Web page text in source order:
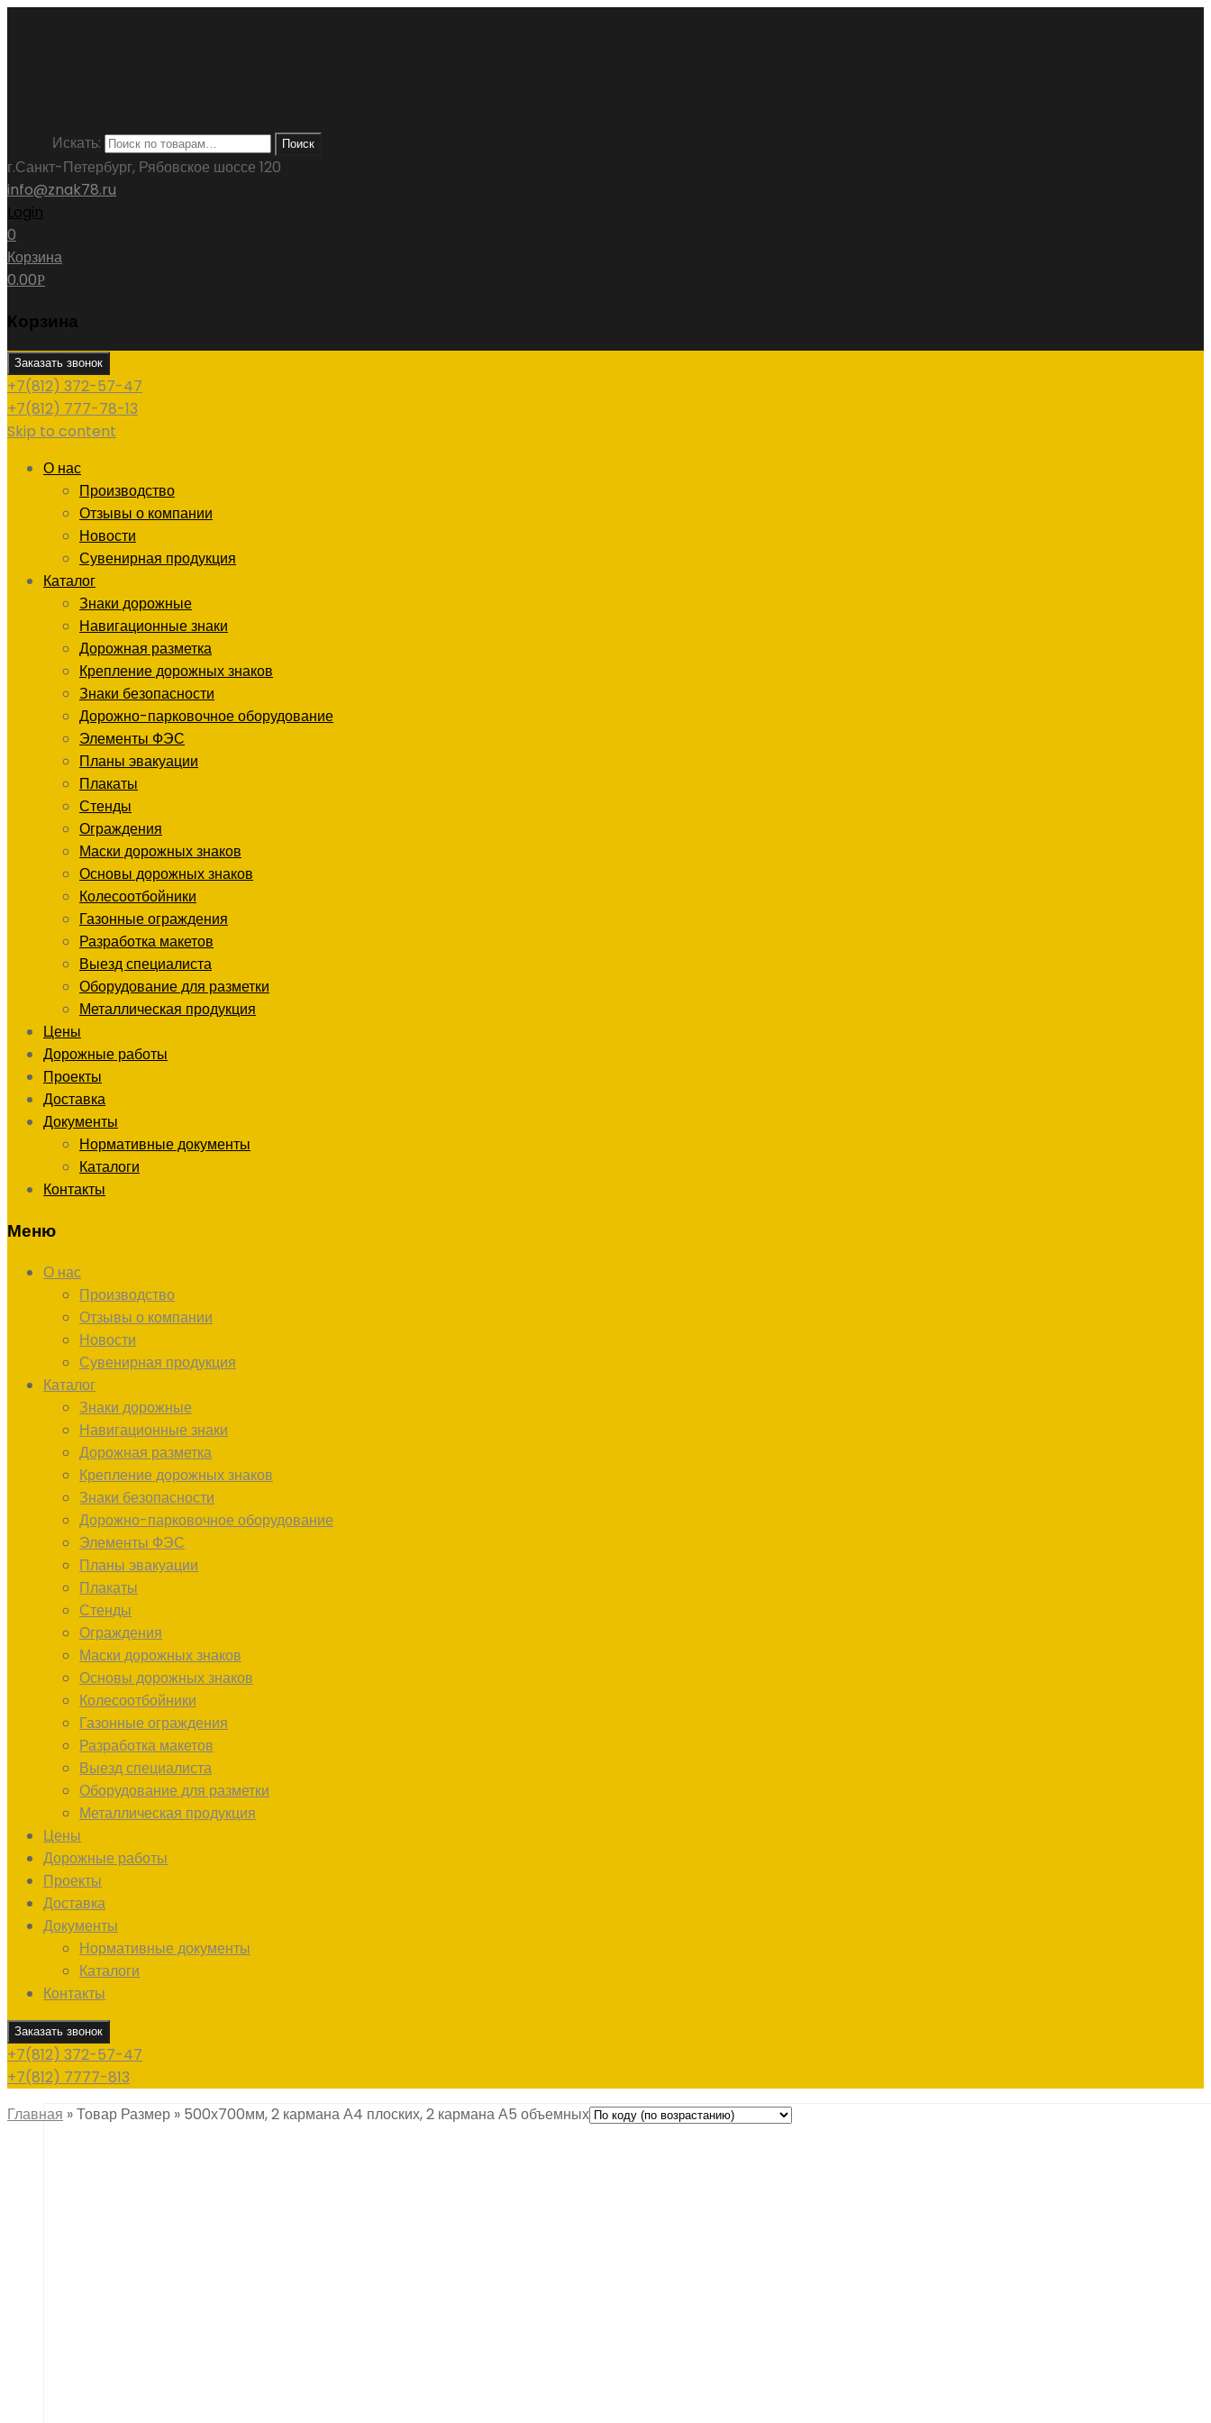
Искать: Поиск
г.Санкт-Петербург, Рябовское шоссе 120
info@znak78.ru
Login
0
Корзина
0.00Р
Корзина
Заказать звонок
+7(812) 372-57-47
+7(812) 777-78-13
Skip to content
О нас
Производство
Отзывы о компании
Новости
Сувенирная продукция
Каталог
Знаки дорожные
Навигационные знаки
Дорожная разметка
Крепление дорожных знаков
Знаки безопасности
Дорожно-парковочное оборудование
Элементы ФЭС
Планы эвакуации
Плакаты
Стенды
Ограждения
Маски дорожных знаков
Основы дорожных знаков
Колесоотбойники
Газонные ограждения
Разработка макетов
Выезд специалиста
Оборудование для разметки
Металлическая продукция
Цены
Дорожные работы
Проекты
Доставка
Документы
Нормативные документы
Каталоги
Контакты
Меню
О нас
Производство
Отзывы о компании
Новости
Сувенирная продукция
Каталог
Знаки дорожные
Навигационные знаки
Дорожная разметка
Крепление дорожных знаков
Знаки безопасности
Дорожно-парковочное оборудование
Элементы ФЭС
Планы эвакуации
Плакаты
Стенды
Ограждения
Маски дорожных знаков
Основы дорожных знаков
Колесоотбойники
Газонные ограждения
Разработка макетов
Выезд специалиста
Оборудование для разметки
Металлическая продукция
Цены
Дорожные работы
Проекты
Доставка
Документы
Нормативные документы
Каталоги
Контакты
Заказать звонок
+7(812) 372-57-47
+7(812) 7777-813
Главная »Товар Размер » 500х700мм, 2 кармана А4 плоских, 2 кармана А5 объемных